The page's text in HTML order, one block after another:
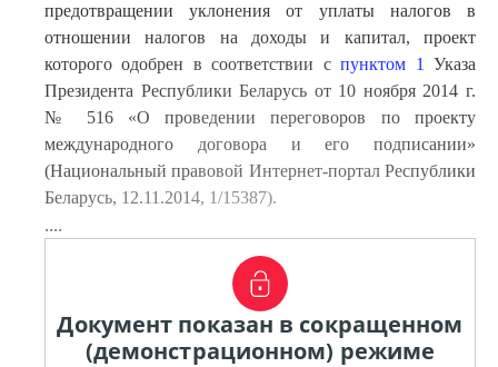
предотвращении уклонения от уплаты налогов в
отношении налогов на доходы и капитал, проект
которого одобрен в соответствии спунктом 1
Указа
Президента Республики Беларусь от 10 ноября 2014 г.
№ 516 «О проведении переговоров по проекту
международного договора и его подписании»
(Национальный правовой Интернет-портал Республики
Беларусь, 12.11.2014, 1/15387).
....
Документ показан в сокращенном
(демонстрационном) режиме